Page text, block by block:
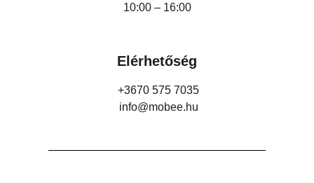
10:00 – 16:00
Elérhetőség
+3670 575 7035
info@mobee.hu